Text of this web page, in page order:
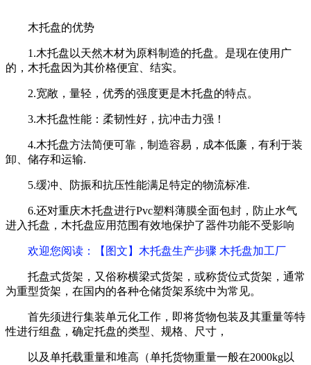
木托盘的优势
1.木托盘以天然木材为原料制造的托盘。是现在使用广
的，木托盘因为其价格便宜、结实。
2.宽敞，量轻，优秀的强度更是木托盘的特点。
3.木托盘性能：柔韧性好，抗冲击力强！
4.木托盘方法简便可靠，制造容易，成本低廉，有利于装
卸、储存和运输.
5.缓冲、防振和抗压性能满足特定的物流标准.
6.还对重庆木托盘进行Pvc塑料薄膜全面包封，防止水气
进入托盘，木托盘应用范围有效地保护了器件功能不受影响
欢迎您阅读 ：【图文】木托盘生产步骤 木托盘加工厂
托盘式货架，又俗称横梁式货架，或称货位式货架，通常
为重型货架，在国内的各种仓储货架系统中为常见。
首先须进行集装单元化工作，即将货物包装及其重量等特
性进行组盘，确定托盘的类型、规格、尺寸，
以及单托载重量和堆高（单托货物重量一般在2000kg以